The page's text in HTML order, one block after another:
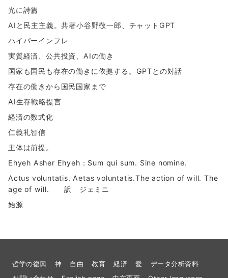
光に詩篇
AIと民主主義。共著小谷野敬一郎、チャットGPT
ハイパーインフレ
実質経済、公共投資、AIの働き
国家も国民も存在の働きに依拠する。GPTとの対話
存在の働きから国民国家まで
AI生存戦略提言
経済の数式化
仁義礼智信
主体は前提。
Ehyeh Asher Ehyeh：Sum qui sum. Sine nomine.
Actus voluntatis. Aetas voluntatis.The action of will. The
age of will. 訳 ジェミニ
始源
哲学の復興 神 自由 教育 経済 愛
データ分析資料